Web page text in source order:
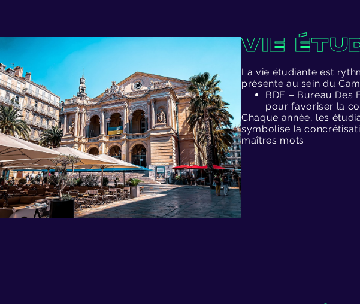
VIE
La vie étudiante est
présente au sein du
BDE – Bureau Des
pour favoriser la
Chaque année, les
symbolise la
maîtres mots.